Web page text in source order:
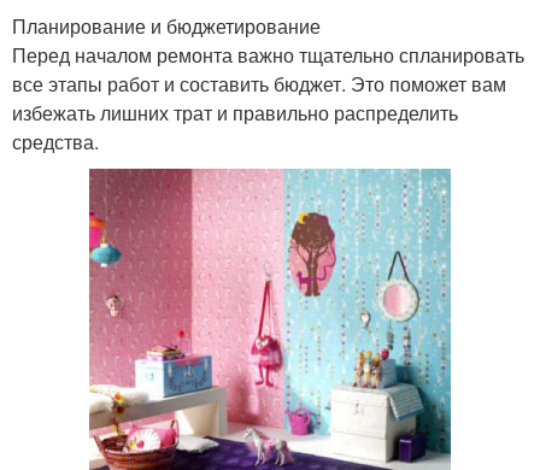
Планирование и бюджетирование
Перед началом ремонта важно тщательно спланировать
все этапы работ и составить бюджет. Это поможет вам
избежать лишних трат и правильно распределить
средства.